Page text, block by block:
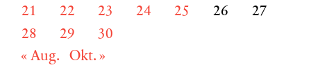
21
22 23 24 25 26
27
28
29
30
« Aug.
Okt. »